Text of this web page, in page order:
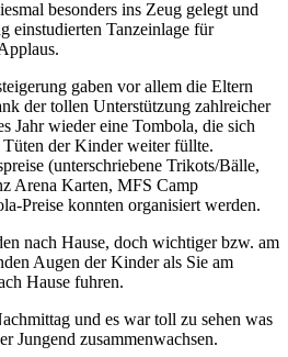
besonders ins Zeug gelegt und
einstudierten Tanzeinlage für
gaben vor allem die Eltern
der tollen Unterstützung zahlreicher
Jahr wieder eine Tombola, die sich
Tüten der Kinder weiter füllte.
(unterschriebene Trikots/Bälle,
Arena Karten, MFS Camp
Preise konnten organisiert werden.
nach Hause, doch wichtiger bzw. am
Augen der Kinder als Sie am
Hause fuhren.
und es war toll zu sehen was
Jungend zusammenwachsen.